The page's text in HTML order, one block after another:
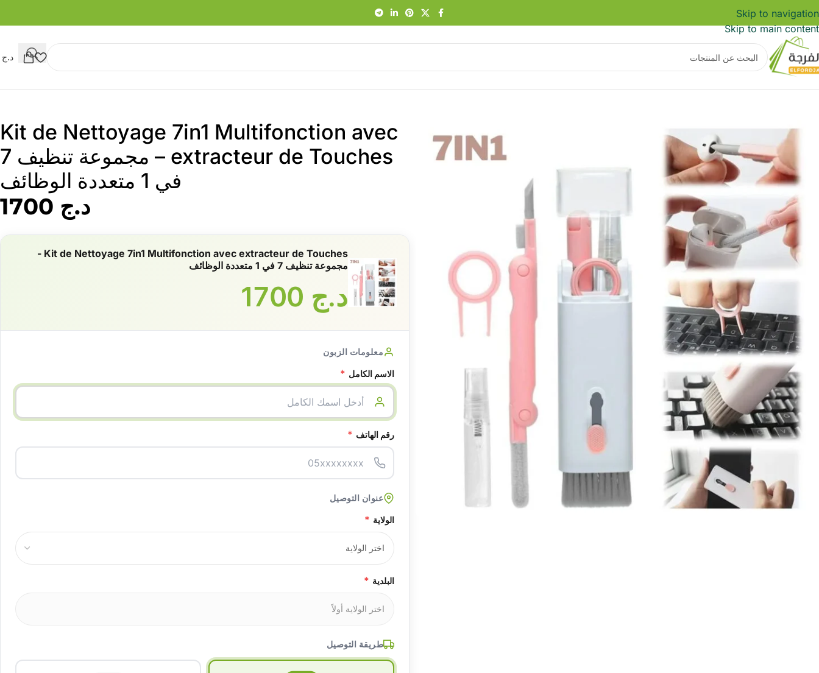
Skip to navigation
Skip to main content
د.ج
Kit de Nettoyage 7in1 Multifonction avec
extracteur de Touches – مجموعة تنظيف 7
في 1 متعددة الوظائف
د.ج
Kit de Nettoyage 7in1 Multifonction avec extracteur de Touches -
مجموعة تنظيف 7 في 1 متعددة الوظائف
د.ج
معلومات الزبون
الاسم الكامل *
رقم الهاتف *
عنوان التوصيل
الولاية *
البلدية *
طريقة التوصيل